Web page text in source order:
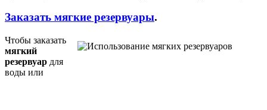
Заказать мягкие резервуары.
Чтобы заказать
мягкий
резервуар для
воды или